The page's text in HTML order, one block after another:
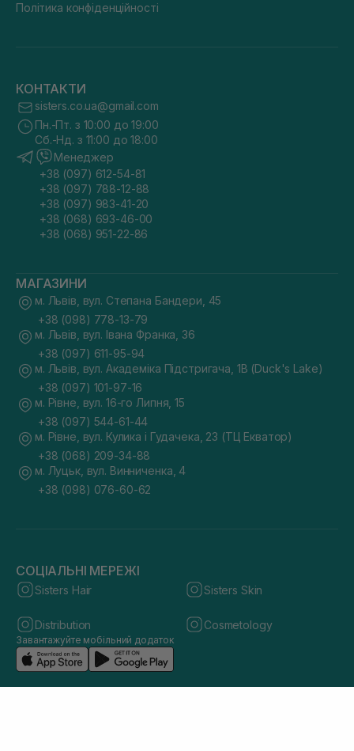
Політика конфіденційності
КОНТАКТИ
sisters.co.ua@gmail.com
Пн.-Пт. з 10:00 до 19:00
Сб.-Нд. з 11:00 до 18:00
Менеджер
+38 (097) 612-54-81
+38 (097) 788-12-88
+38 (097) 983-41-20
+38 (068) 693-46-00
+38 (068) 951-22-86
МАГАЗИНИ
м. Львів, вул. Степана Бандери, 45
+38 (098) 778-13-79
м. Львів, вул. Івана Франка, 36
+38 (097) 611-95-94
м. Львів, вул. Академіка Підстригача, 1В (Duck's Lake)
+38 (097) 101-97-16
м. Рівне, вул. 16-го Липня, 15
+38 (097) 544-61-44
м. Рівне, вул. Кулика і Гудачека, 23 (ТЦ Екватор)
+38 (068) 209-34-88
м. Луцьк, вул. Винниченка, 4
+38 (098) 076-60-62
СОЦІАЛЬНІ МЕРЕЖІ
Sisters Hair Sisters Skin
Distribution Cosmetology
Завантажуйте мобільний додаток